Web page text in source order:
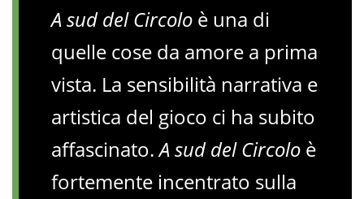
A sud del Circolo è una di
quelle cose da amore a prima
vista. La sensibilità narrativa e
artistica del gioco ci ha subito
affascinato.A sud del Circolo è
fortemente incentrato sulla